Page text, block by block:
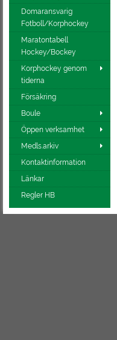
Domaransvarig
Fotboll/Korphockey
Maratontabell
Hockey/Bockey
Korphockey genom
tiderna
Försäkring
Boule
Öppen verksamhet
Medls.arkiv
Kontaktinformation
Länkar
Regler HB